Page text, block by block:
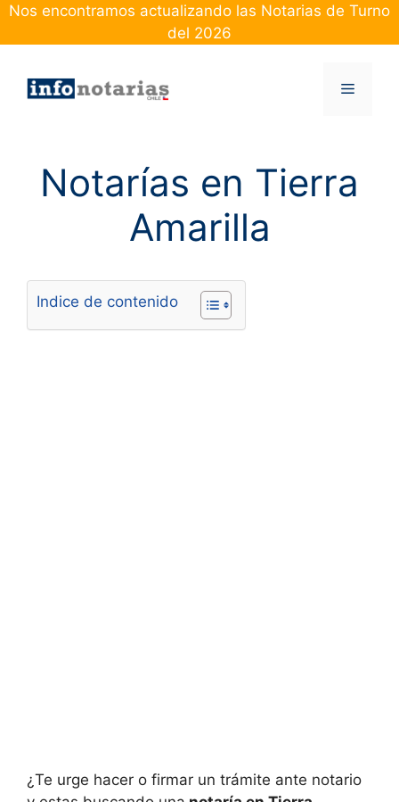
Skip
Nos encontramos actualizando las Notarias de Turno
del 2026
Menu
Notarías en Tierra
Amarilla
Indice de contenido
¿Te urge hacer o firmar un trámite ante notario